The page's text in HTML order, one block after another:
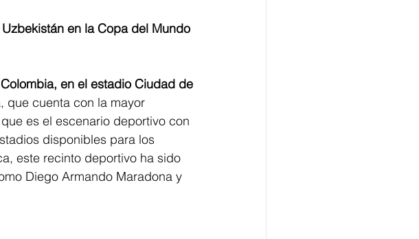
en la Copa del Mundo
en el estadio Ciudad de
que cuenta con la mayor
es el escenario deportivo con
disponibles para los
este recinto deportivo ha sido
Diego Armando Maradona y